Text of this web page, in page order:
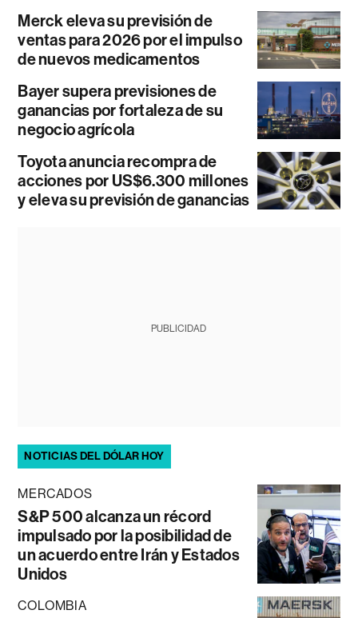
Merck eleva su previsión de
ventas para 2026 por el impulso
de nuevos medicamentos
Bayer supera previsiones de
ganancias por fortaleza de su
negocio agrícola
Toyota anuncia recompra de
acciones por US$6.300 millones
y eleva su previsión de ganancias
PUBLICIDAD
NOTICIAS DEL DÓLAR HOY
MERCADOS
S&P 500 alcanza un récord
impulsado por la posibilidad de
un acuerdo entre Irán y Estados
Unidos
COLOMBIA